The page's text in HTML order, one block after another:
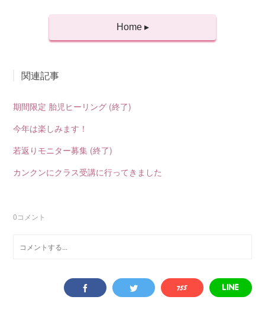
Home ▸
関連記事
期間限定 胎児ヒーリング (終了)
今年は楽しみます！
若返りモニター募集 (終了)
カンクンにクラス受講に行ってきました
0コメント